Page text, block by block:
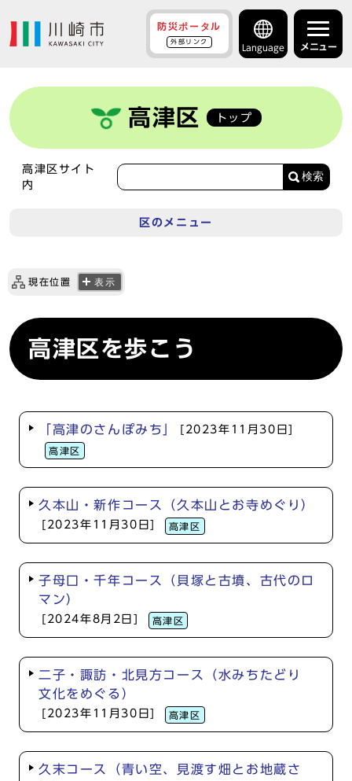
防災ポータル
外部リンク
Language メニュー
高津区 トップ
高津区サイト
内
検索
区のメニュー
現在位置 表示
高津区を歩こう
「高津のさんぽみち」 [2023年11月30日]
高津区
久本山・新作コース（久本山とお寺めぐり）
[2023年11月30日] 高津区
子母口・千年コース（貝塚と古墳、古代のロ
マン）
[2024年8月2日] 高津区
二子・諏訪・北見方コース（水みちたどり
文化をめぐる）
[2023年11月30日] 高津区
久末コース（青い空、見渡す畑とお地蔵さ